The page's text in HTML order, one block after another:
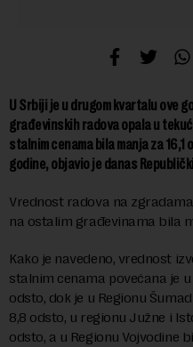
U Srbiji je u drugom kvartalu ove
građevinskih radova opala u
stalnim cenama bila manja za
godine, objavio je danas
Vrednost radova na
na ostalim građevinama bila
Kako je navedeno, vrednost
stalnim cenama povećana je
odsto, dok je u Regionu
8,8 odsto, u regionu Južne i
odsto, a u Regionu Vojvodine